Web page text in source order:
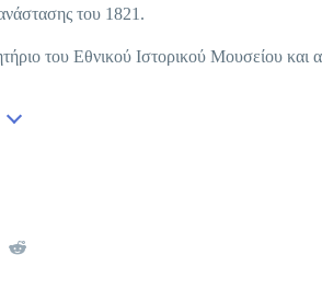
του 1821.
του Εθνικού Ιστορικού Μουσείου και